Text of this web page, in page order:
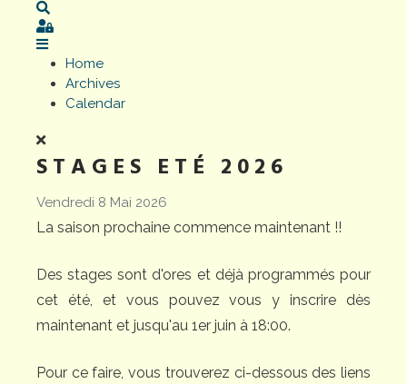
Sign In
Home
Archives
Calendar
STAGES ETÉ 2026
Vendredi 8 Mai 2026
La saison prochaine commence maintenant !!
Des stages sont d'ores et déjà programmés pour
cet été, et vous pouvez vous y inscrire dès
maintenant et jusqu'au 1er juin à 18:00.
Pour ce faire, vous trouverez ci-dessous des liens